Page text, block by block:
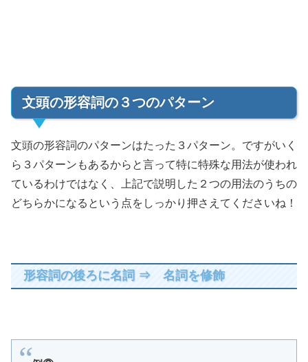
文頭の形容詞の３つのパターン
文頭の形容詞のパターンはたった３パターン。ですがいく
ら３パターンもあるからと言って特に特殊な用法が使われ
ているわけではなく、上記で説明した２つの用法のうちの
どちらかになるという点をしっかり押さえてくださいね！
形容詞の後ろに名詞 ⇒ 名詞を修飾